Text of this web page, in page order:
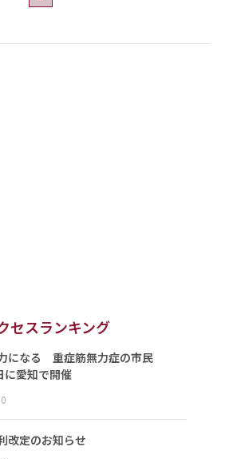
セスランキング
になる 重症筋無力症の市民
に愛知で開催
改定のお知らせ